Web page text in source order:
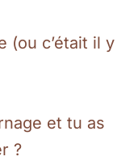
(ou c’était il y
et tu as
?